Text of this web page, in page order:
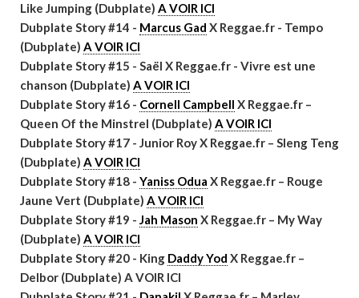
Like Jumping (Dubplate) A VOIR ICI
Dubplate Story #14 - Marcus Gad X Reggae.fr - Tempo
(Dubplate) A VOIR ICI
Dubplate Story #15 - Saël X Reggae.fr - Vivre est une
chanson (Dubplate) A VOIR ICI
Dubplate Story #16 - Cornell Campbell X Reggae.fr –
Queen Of the Minstrel (Dubplate) A VOIR ICI
Dubplate Story #17 - Junior Roy X Reggae.fr – Sleng Teng
(Dubplate) A VOIR ICI
Dubplate Story #18 - Yaniss Odua X Reggae.fr – Rouge
Jaune Vert (Dubplate) A VOIR ICI
Dubplate Story #19 - Jah Mason X Reggae.fr – My Way
(Dubplate) A VOIR ICI
Dubplate Story #20 - King Daddy Yod X Reggae.fr –
Delbor (Dubplate) A VOIR ICI